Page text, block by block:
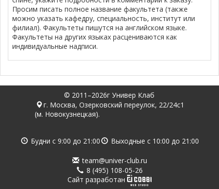
Просим писать полное название факультета (также
можно указать кафедру, специальность, институт или
филиал). Факультеты пишутся на английском языке.
Факультеты на других языках расцениваются как
индивидуальные надписи.
© 2011–2026г Универ Клаб
г. Москва, Озерковский переулок, 22/24с1
(м. Новокузнецкая).
Будни с 9:00 до 21:00 Выходные с 10:00 до 21:00
team@univer-club.ru
8 (495) 108-05-26
Cайт разработан